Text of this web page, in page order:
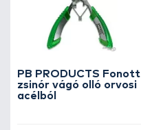
PB PRODUCTS Fonott
zsinór vágó olló orvosi
acélból